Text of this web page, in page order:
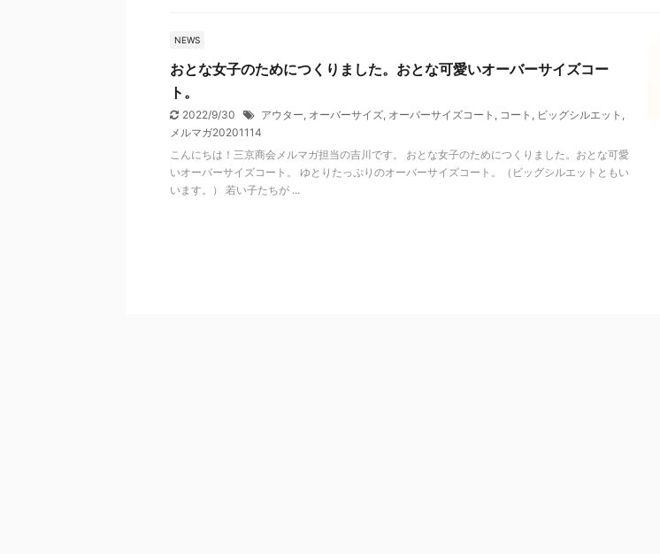
NEWS
おとな女子のためにつくりました。おとな可愛いオーバーサイズコー
ト。
2022/9/30 アウター, オーバーサイズ, オーバーサイズコート , コート , ビッグシルエット ,
メルマガ20201114
こんにちは！三京商会メルマガ担当の吉川です。 おとな女子のためにつくりました。おとな可愛
いオーバーサイズコート。 ゆとりたっぷりのオーバーサイズコート。（ビッグシルエットともい
います。） 若い子たちが ...